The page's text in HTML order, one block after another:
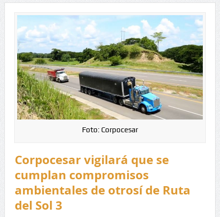
Foto: Corpocesar
Corpocesar vigilará que se
cumplan compromisos
ambientales de otrosí de Ruta
del Sol 3